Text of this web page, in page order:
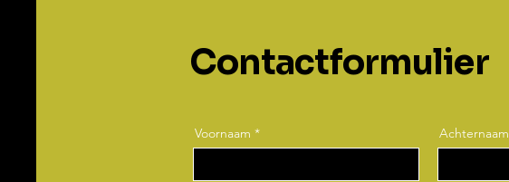
Contactformulier
Voornaam Achternaam